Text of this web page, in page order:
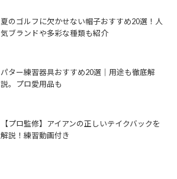
夏のゴルフに欠かせない帽子おすすめ20選！人
気ブランドや多彩な種類も紹介
パター練習器具おすすめ20選｜用途も徹底解
説。プロ愛用品も
【プロ監修】アイアンの正しいテイクバックを
解説！練習動画付き